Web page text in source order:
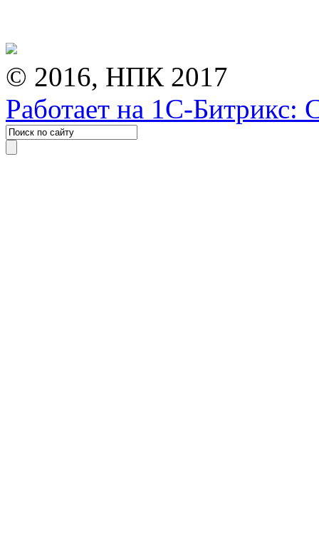
© 2016, НПК 2017
Работает на 1С-Битрикс: